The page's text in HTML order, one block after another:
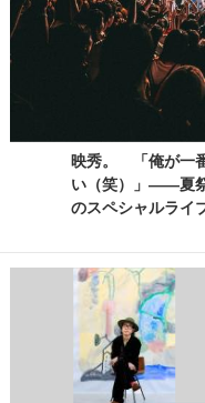
映秀。 「俺が一
い（笑）」――夏
のスペシャルライ